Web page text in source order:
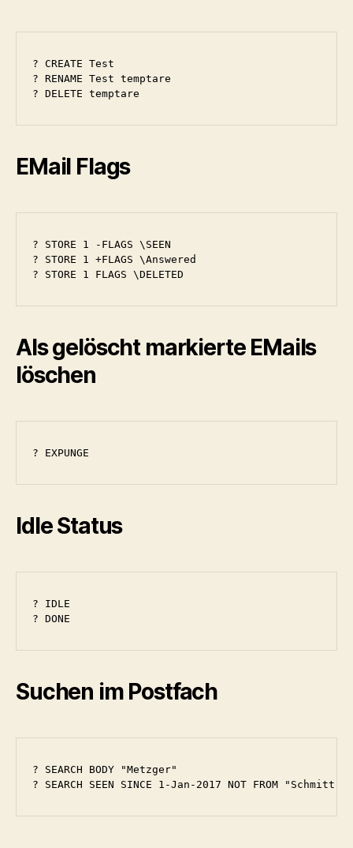
? CREATE Test
? RENAME Test temptare
? DELETE temptare
EMail Flags
? STORE 1 -FLAGS \SEEN
? STORE 1 +FLAGS \Answered
? STORE 1 FLAGS \DELETED
Als gelöscht markierte EMails
löschen
? EXPUNGE
Idle Status
? IDLE
? DONE
Suchen im Postfach
? SEARCH BODY "Metzger"
? SEARCH SEEN SINCE 1-Jan-2017 NOT FROM "Schmitt"